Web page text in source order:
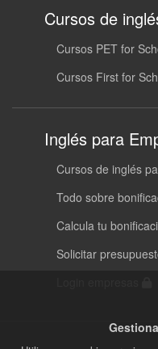
Cursos de
Cursos PET for
Cursos First for
Inglés para
Cursos de inglés
Todo sobre
Calcula tu
Solicitar